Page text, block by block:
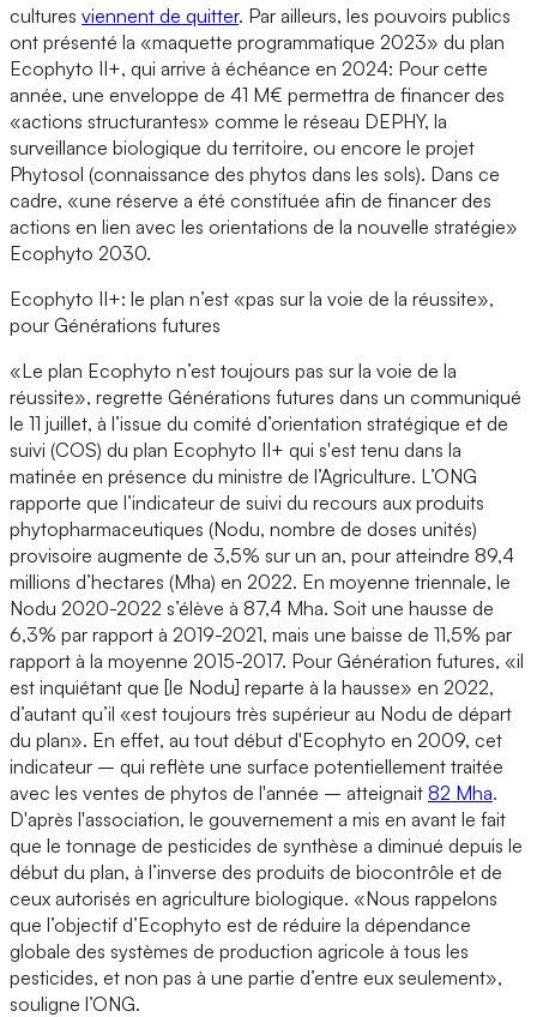
cultures viennent de quitter. Par ailleurs, les pouvoirs publics
ont présenté la «maquette programmatique 2023» du plan
Ecophyto II+, qui arrive à échéance en 2024: Pour cette
année, une enveloppe de 41 M€ permettra de financer des
«actions structurantes» comme le réseau DEPHY, la
surveillance biologique du territoire, ou encore le projet
Phytosol (connaissance des phytos dans les sols). Dans ce
cadre, «une réserve a été constituée afin de financer des
actions en lien avec les orientations de la nouvelle stratégie»
Ecophyto 2030.
Ecophyto II+: le plan n’est «pas sur la voie de la réussite»,
pour Générations futures
«Le plan Ecophyto n’est toujours pas sur la voie de la
réussite», regrette Générations futures dans un communiqué
le 11 juillet, à l’issue du comité d’orientation stratégique et de
suivi (COS) du plan Ecophyto II+ qui s'est tenu dans la
matinée en présence du ministre de l’Agriculture. L’ONG
rapporte que l’indicateur de suivi du recours aux produits
phytopharmaceutiques (Nodu, nombre de doses unités)
provisoire augmente de 3,5% sur un an, pour atteindre 89,4
millions d’hectares (Mha) en 2022. En moyenne triennale, le
Nodu 2020-2022 s’élève à 87,4 Mha. Soit une hausse de
6,3% par rapport à 2019-2021, mais une baisse de 11,5% par
rapport à la moyenne 2015-2017. Pour Génération futures, «il
est inquiétant que [le Nodu] reparte à la hausse» en 2022,
d’autant qu’il «est toujours très supérieur au Nodu de départ
du plan». En effet, au tout début d'Ecophyto en 2009, cet
indicateur – qui reflète une surface potentiellement traitée
avec les ventes de phytos de l'année – atteignait 82 Mha.
D'après l'association, le gouvernement a mis en avant le fait
que le tonnage de pesticides de synthèse a diminué depuis le
début du plan, à l’inverse des produits de biocontrôle et de
ceux autorisés en agriculture biologique. «Nous rappelons
que l’objectif d’Ecophyto est de réduire la dépendance
globale des systèmes de production agricole à tous les
pesticides, et non pas à une partie d’entre eux seulement»,
souligne l’ONG.